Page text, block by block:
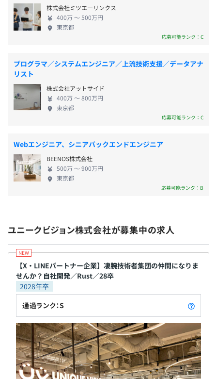
Core i7 / メモリ32GB / Gen4 SSD 1TB のハイスペック
※MousePro （Cシリーズ）、支給マシンは変わる可能性
があります
※別途作業用モニタも貸与いたします
フォール、チケット駆動開発、コーディング規約あり
BigQuery、Amazon Athena
◆使用フレームワーク
最もメインで使用しているフレームワークは axum とな
っています。
・交通費支給（月2万円まで）
・近距離手当（上限2万円/月、社内規定あり）
会、ビアガーデンの会）
・決算賞与（会社業績に応じる）
昇給年2回あり（1月・7月）
無期雇用
試用期間 3ヶ月
ーツチーム・大手製薬会社や外資生命保険会社な
ど、クライアント先は業界トップクラスの大企業が
名を連ねます。他社に先んじてソーシャルメディアに
い技術を裏付けとする独自の価値を提供してきたこ
とで、次々とサービスが拡大してきました。 ◆エン
ジニア技術を重視し、エンジニアの成長を促す数々
の仕組み◆ 弊社は真に技術に価値を置き、技術者を
大切にしています。CTOやチーフアーキテクトを筆頭
に各人が得意領域を持ち、それを惜しみなく共有し
ドレビュー」の制度ではただレビューを受けるだけ
でなく、全エンジニアがレビュワーとなっています。
同期・非同期問わず気軽に相談ができる環境のた
め、品質向上だけでなく情報共有や学習の面でも活
用され、エンジニア全体の技術力の底上げになって
ひ凄腕集団の仲間になりませんか？
株式会社ミツエーリンクス
400万 〜 500万円
東京都
応募可能ランク：C
プログラマ／システムエンジニア／上流技術支援／データアナ
リスト
株式会社アットサイド
400万 〜 800万円
東京都
応募可能ランク：C
Webエンジニア、シニアバックエンドエンジニア
BEENOS株式会社
500万 〜 900万円
東京都
応募可能ランク：B
ユニークビジョン株式会社が募集中の求人
【X・LINEパートナー企業】凄腕技術者集団の仲間になりま
せんか？自社開発／Rust／28卒
2028年卒
通過ランク：S